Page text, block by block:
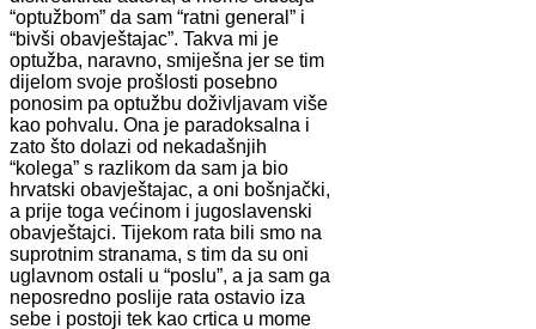
“optužbom” da sam “ratni general” i
“bivši obavještajac”. Takva mi je
optužba, naravno, smiješna jer se tim
dijelom svoje prošlosti posebno
ponosim pa optužbu doživljavam više
kao pohvalu. Ona je paradoksalna i
zato što dolazi od nekadašnjih
“kolega” s razlikom da sam ja bio
hrvatski obavještajac, a oni bošnjački,
a prije toga većinom i jugoslavenski
obavještajci. Tijekom rata bili smo na
suprotnim stranama, s tim da su oni
uglavnom ostali u “poslu”, a ja sam ga
neposredno poslije rata ostavio iza
sebe i postoji tek kao crtica u mome